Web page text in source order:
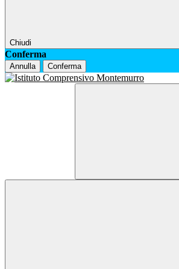
Chiudi
Conferma
Annulla Conferma